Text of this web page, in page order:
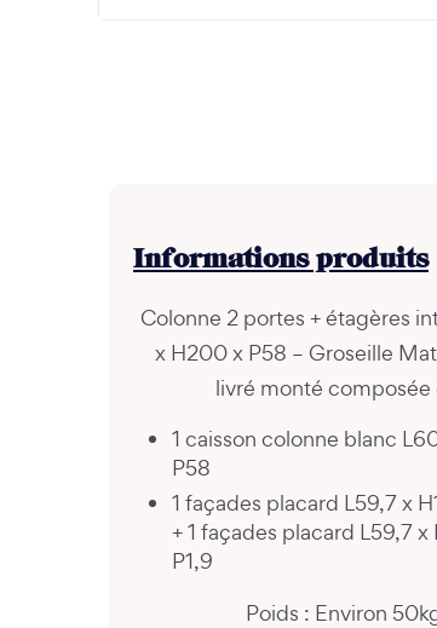
Informationsproduits
Colonne 2 portes + étagères
x H200 x P58 – Groseille
livré monté composée
1 caisson colonne blanc
P58
1 façades placard L59,7 x
+ 1 façades placard L59,7
P1,9
Poids : Environ